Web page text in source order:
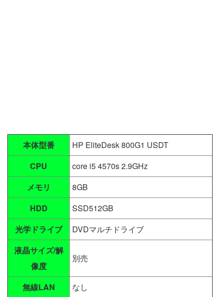
本体型番
HP EliteDesk 800G1 USDT
CPU
core i5 4570s 2.9GHz
メモリ
8GB
HDD
SSD512GB
光学ドライブ
DVDマルチドライブ
液晶サイズ/解
像度
別売
無線LAN なし